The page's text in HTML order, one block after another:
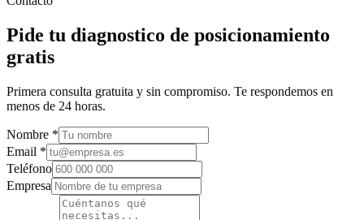
Pide tu diagnostico de posicionamiento
gratis
Primera consulta gratuita y sin compromiso. Te respondemos en
menos de 24 horas.
Nombre *
Email *
Teléfono
Empresa